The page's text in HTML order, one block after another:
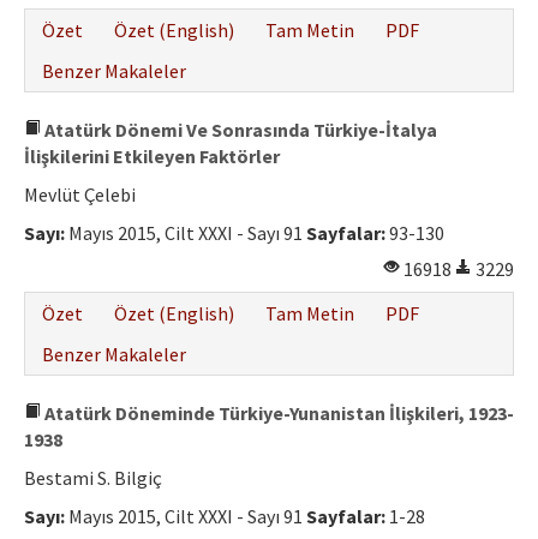
Özet
Özet (English) Tam Metin
PDF
Benzer Makaleler
Atatürk Dönemi Ve Sonrasında Türkiye-İtalya
İlişkilerini Etkileyen Faktörler
Mevlüt Çelebi
Sayı: Mayıs 2015, Cilt XXXI - Sayı 91 Sayfalar:93-130
16918
3229
Özet
Özet (English) Tam Metin
PDF
Benzer Makaleler
Atatürk Döneminde Türkiye-Yunanistan İlişkileri, 1923-
1938
Bestami S. Bilgiç
Sayı: Mayıs 2015, Cilt XXXI - Sayı 91 Sayfalar: 1-28